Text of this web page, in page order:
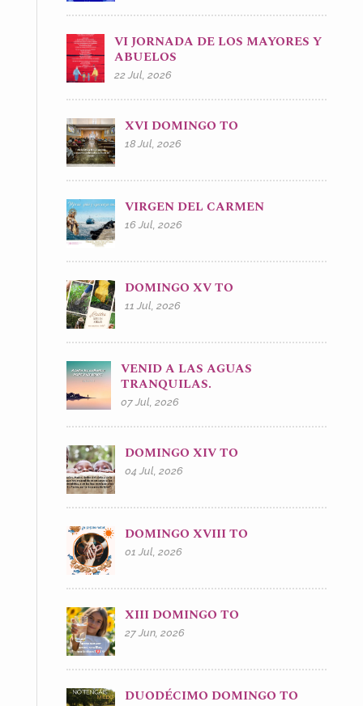
VI JORNADA DE LOS MAYORES Y
ABUELOS
22 Jul, 2026
XVI DOMINGO TO
18 Jul, 2026
VIRGEN DEL CARMEN
16 Jul, 2026
DOMINGO XV TO
11 Jul, 2026
VENID A LAS AGUAS
TRANQUILAS.
07 Jul, 2026
DOMINGO XIV TO
04 Jul, 2026
DOMINGO XVIII TO
01 Jul, 2026
XIII DOMINGO TO
27 Jun, 2026
DUODÉCIMO DOMINGO TO